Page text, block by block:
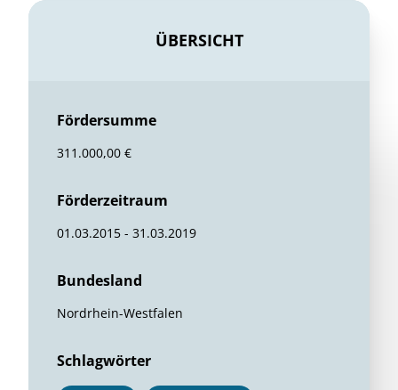
ÜBERSICHT
Fördersumme
311.000,00 €
Förderzeitraum
01.03.2015 - 31.03.2019
Bundesland
Nordrhein-Westfalen
Schlagwörter